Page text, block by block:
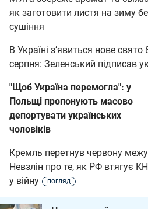
як заготовити листя на зиму
сушіння
В Україні з’явиться нове свято
серпня: Зеленський підписав
"Щоб Україна перемогла": у
Польщі пропонують масово
депортувати українських
чоловіків
Кремль перетнув червону
Невзлін про те, як РФ втягує
у війну
погляд